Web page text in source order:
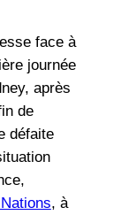
face à
journée
après
de
défaite
, à